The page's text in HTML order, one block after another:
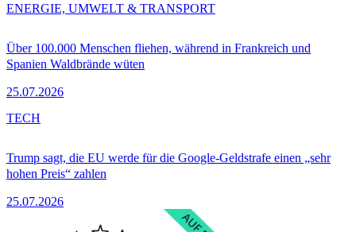
Über 100.000 Menschen fliehen, während in Frankreich und
Spanien Waldbrände wüten
25.07.2026
ENERGIE, UMWELT & TRANSPORT
Trump sagt, die EU werde für die Google-Geldstrafe einen „sehr
hohen Preis“ zahlen
25.07.2026
TECH